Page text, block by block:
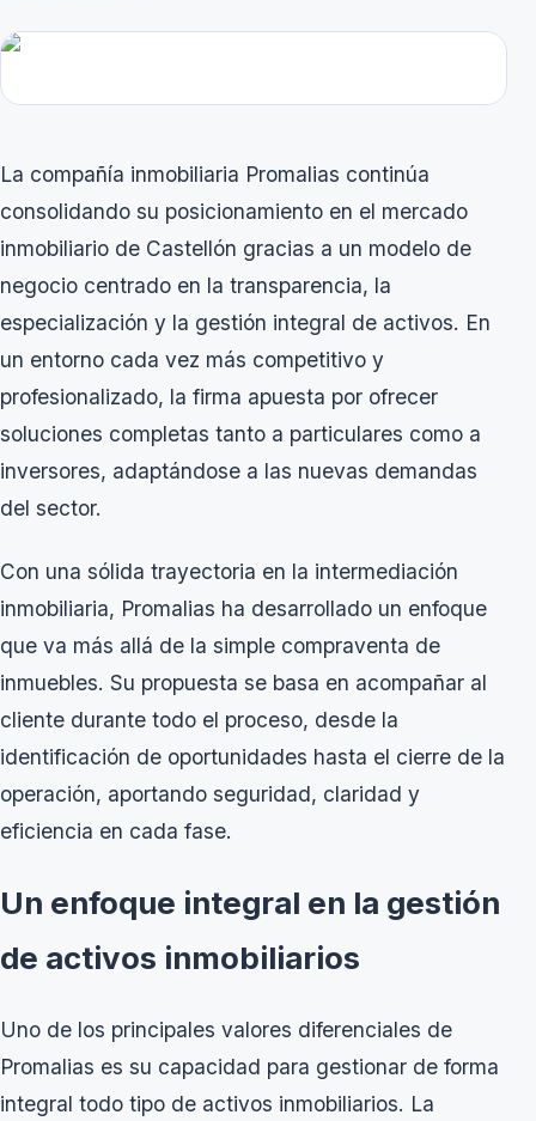
La compañía inmobiliaria Promalias continúa
consolidando su posicionamiento en el mercado
inmobiliario de Castellón gracias a un modelo de
negocio centrado en la transparencia, la
especialización y la gestión integral de activos. En
un entorno cada vez más competitivo y
profesionalizado, la firma apuesta por ofrecer
soluciones completas tanto a particulares como a
inversores, adaptándose a las nuevas demandas
del sector.
Con una sólida trayectoria en la intermediación
inmobiliaria, Promalias ha desarrollado un enfoque
que va más allá de la simple compraventa de
inmuebles. Su propuesta se basa en acompañar al
cliente durante todo el proceso, desde la
identificación de oportunidades hasta el cierre de la
operación, aportando seguridad, claridad y
eficiencia en cada fase.
Un enfoque integral en la gestión
de activos inmobiliarios
Uno de los principales valores diferenciales de
Promalias es su capacidad para gestionar de forma
integral todo tipo de activos inmobiliarios. La